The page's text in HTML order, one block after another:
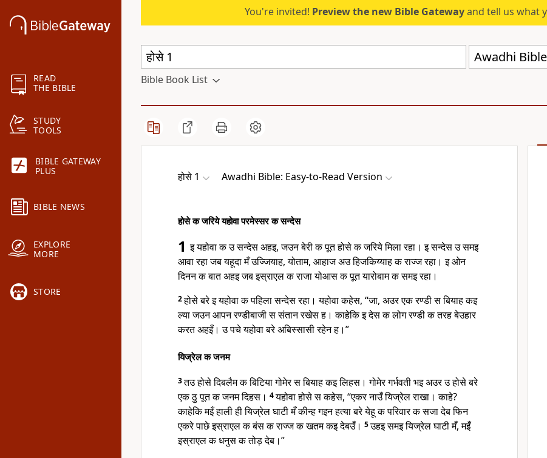
READ
THE BIBLE
STUDY
TOOLS
BIBLE GATEWAY
PLUS
BIBLE NEWS
EXPLORE
MORE
STORE
You're invited! Preview the new Bible Gatewayand tell us what
Awadhi
Bible Book List
होसे 1 Awadhi Bible: Easy-to-Read Version
होसे क जरिये यहोवा परमेस्सर क सन्देस
1इ यहोवा क उ सन्देस अहइ, जउन बेरी क पूत होसे क जरिये मिला रहा। इ सन्देस उ समइ
आवा रहा जब यहूदा मँ उज्जियाह, योताम, आहाज अउ हिजकिय्याह क राज्ज रहा। इ ओन
दिनन क बात अहइ जब इस्राएल क राजा योआस क पूत यारोबाम क समइ रहा।
2होसे बरे इ यहोवा क पहिला सन्देस रहा। यहोवा कहेस, “जा, अउर एक रण्डी स बियाह कइ
ल्या जउन आपन रण्डीबाजी स संतान रखेस ह। काहेकि इ देस क लोग रण्डी क तरह बेउहार
करत अहइँ। उ पचे यहोवा बरे अबिस्सासी रहेन ह।”
यिज्रेल क जनम
3तउ होसे दिबलैम क बिटिया गोमेर स बियाह कइ लिहस। गोमेर गर्भवती भइ अउर उ होसे बरे
एक ठु पूत क जनम दिहस। 4यहोवा होसे स कहेस, “एकर नाउँ यिज्रेल राखा। काहे?
काहेकि मइँ हाली ही यिज्रेल घाटी मँ कीन्ह गइन हत्या बरे येहू क परिवार क सजा देब फिन
एकरे पाछे इस्राएल क बंस क राज्ज क खतम कइ देबउँ। 5उहइ समइ यिज्रेल घाटी मँ, मइँ
इस्राएल क धनुस क तोड़ देब।”